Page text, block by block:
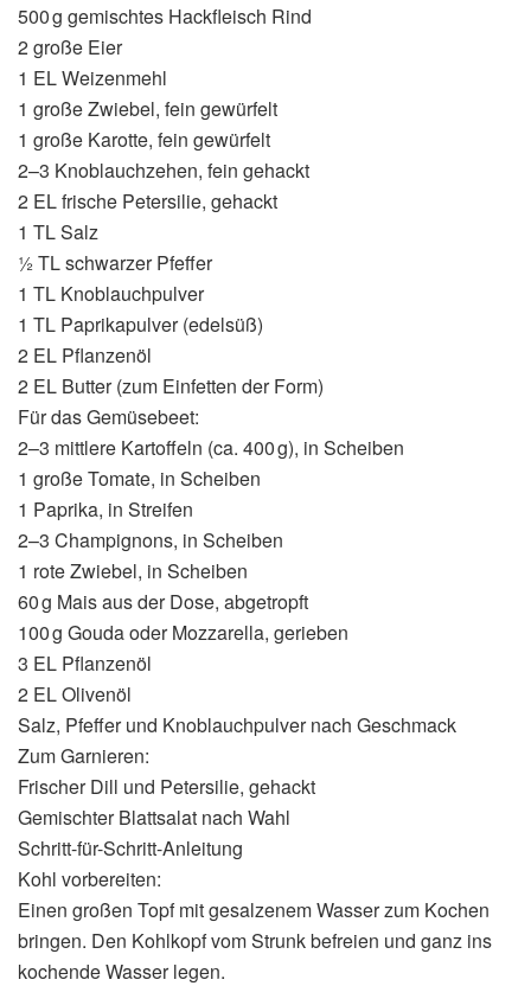
500 g gemischtes Hackfleisch Rind
2 große Eier
1 EL Weizenmehl
1 große Zwiebel, fein gewürfelt
1 große Karotte, fein gewürfelt
2–3 Knoblauchzehen, fein gehackt
2 EL frische Petersilie, gehackt
1 TL Salz
½ TL schwarzer Pfeffer
1 TL Knoblauchpulver
1 TL Paprikapulver (edelsüß)
2 EL Pflanzenöl
2 EL Butter (zum Einfetten der Form)
Für das Gemüsebeet:
2–3 mittlere Kartoffeln (ca. 400 g), in Scheiben
1 große Tomate, in Scheiben
1 Paprika, in Streifen
2–3 Champignons, in Scheiben
1 rote Zwiebel, in Scheiben
60 g Mais aus der Dose, abgetropft
100 g Gouda oder Mozzarella, gerieben
3 EL Pflanzenöl
2 EL Olivenöl
Salz, Pfeffer und Knoblauchpulver nach Geschmack
Zum Garnieren:
Frischer Dill und Petersilie, gehackt
Gemischter Blattsalat nach Wahl
Schritt-für-Schritt-Anleitung
Kohl vorbereiten:
Einen großen Topf mit gesalzenem Wasser zum Kochen
bringen. Den Kohlkopf vom Strunk befreien und ganz ins
kochende Wasser legen.